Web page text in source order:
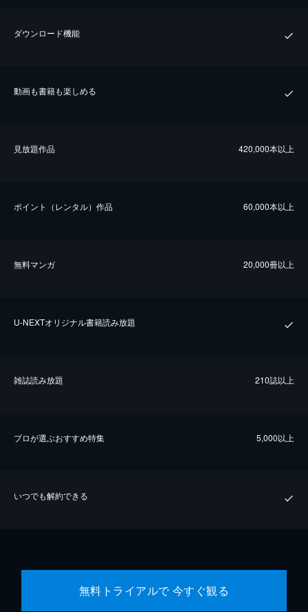
ダウンロード機能
動画も書籍も楽しめる
⾒放題作品 420,000本以上
ポイント（レンタル）作品 60,000本以上
無料マンガ 20,000冊以上
U-NEXTオリジナル書籍読み放題
雑誌読み放題 210誌以上
プロが選ぶおすすめ特集 5,000以上
いつでも解約できる
無料トライアルで 今すぐ観る